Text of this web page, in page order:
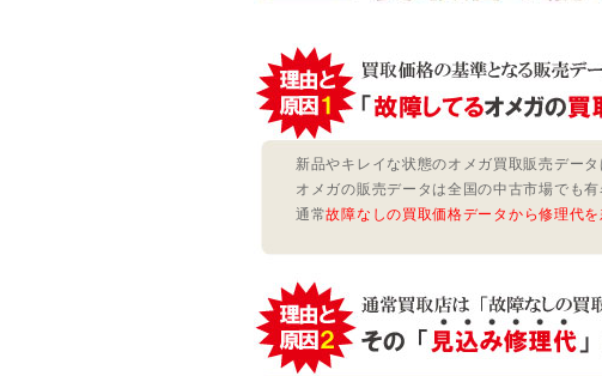
新品やキレイな状態のオメガ買取販売デー
オメガの販売データは全国の中古市場でも
通常故障なしの買取価格データから修理代